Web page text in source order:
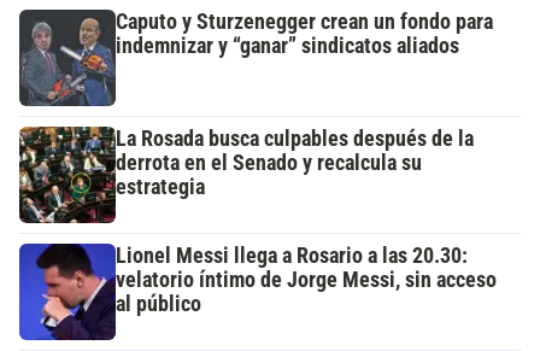
Caputo y Sturzenegger crean un fondo para
indemnizar y “ganar” sindicatos aliados
La Rosada busca culpables después de la
derrota en el Senado y recalcula su
estrategia
Lionel Messi llega a Rosario a las 20.30:
velatorio íntimo de Jorge Messi, sin acceso
al público